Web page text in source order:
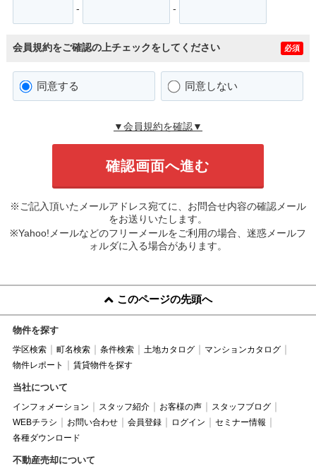
- -
会員規約をご確認の上チェックをしてください 必須
同意する 同意しない
▼会員規約を確認▼
※ご記入頂いたメールアドレス宛てに、お問合せ内容の確認メール
をお送りいたします。
※Yahoo!メールなどのフリーメールをご利用の場合、迷惑メールフ
ォルダに入る場合があります。
このページの先頭へ
物件を探す
学区検索 町名検索 条件検索 土地カタログ
マンションカタログ
物件レポート
賃貸物件を探す
当社について
インフォメーション スタッフ紹介 お客様の声
スタッフブログ
WEBチラシ
お問い合わせ 会員登録 ログイン
セミナー情報
各種ダウンロード
不動産売却について